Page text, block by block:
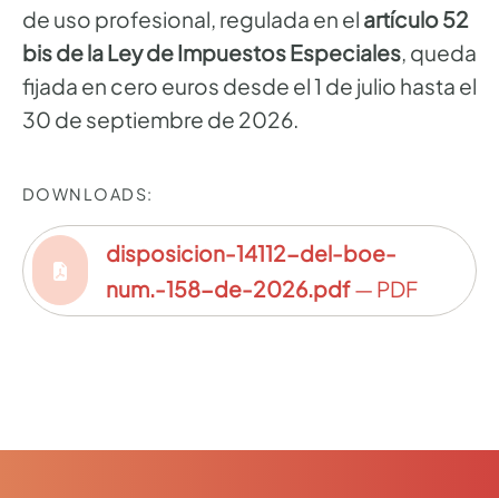
de uso profesional, regulada en el artículo 52
bis de la Ley de Impuestos Especiales, queda
fijada en cero euros desde el 1 de julio hasta el
30 de septiembre de 2026.
DOWNLOADS:
disposicion-14112-del-boe-
num.-158-de-2026.pdf— PDF